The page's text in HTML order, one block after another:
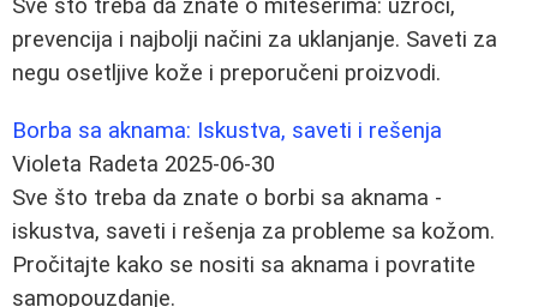
Sve što treba da znate o miteserima: uzroci,
prevencija i najbolji načini za uklanjanje. Saveti za
negu osetljive kože i preporučeni proizvodi.
Borba sa aknama: Iskustva, saveti i rešenja
Violeta Radeta 2025-06-30
Sve što treba da znate o borbi sa aknama -
iskustva, saveti i rešenja za probleme sa kožom.
Pročitajte kako se nositi sa aknama i povratite
samopouzdanje.